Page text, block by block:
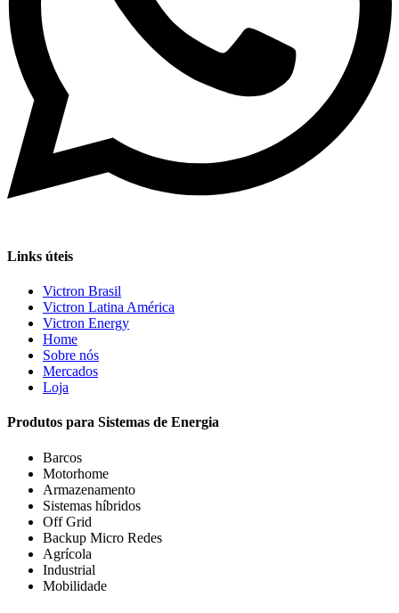
Links úteis
Victron Brasil
Victron Latina América
Victron Energy
Home
Sobre nós
Mercados
Loja
Produtos para Sistemas de Energia
Barcos
Motorhome
Armazenamento
Sistemas híbridos
Off Grid
Backup Micro Redes
Agrícola
Industrial
Mobilidade